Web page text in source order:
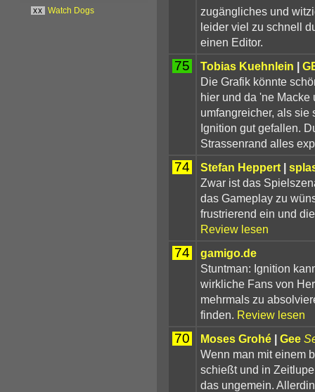
zugängliches und
leider viel zu schnell
einen Editor.
75 Tobias Kuehnlein |
Die Grafik könnte
hier und da 'ne
umfangreicher, als sie
Ignition gut gefallen.
Strassenrand alles
74 Stefan Heppert|
Zwar ist das
das Gameplay zu
frustrierend ein und
Review lesen
74
gamigo.de
Stuntman: Ignition
wirkliche Fans von
mehrmals zu
finden. Review lesen
70 Moses Grohé| Gee
Wenn man mit einem
schießt und in
das ungemein.
xx Watch Dogs